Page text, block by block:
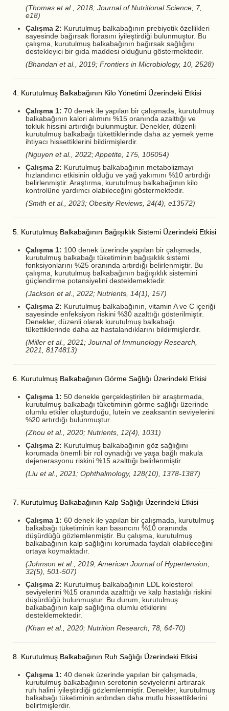
(Thomas et al., 2018; Journal of Nutritional Science, 7,
e18)
Çalışma 2: Kurutulmuş balkabağının prebiyotik özellikleri
sayesinde bağırsak florasını iyileştirdiği bulunmuştur. Bu
çalışma, kurutulmuş balkabağının bağırsak sağlığını
destekleyici bir gıda maddesi olduğunu göstermektedir.
(Bhandari et al., 2019; Frontiers in Microbiology, 10, 2528)
4. Kurutulmuş Balkabağının Kilo Yönetimi Üzerindeki Etkisi
Çalışma 1: 70 denek ile yapılan bir çalışmada, kurutulmuş
balkabağının kalori alımını %15 oranında azalttığı ve
tokluk hissini artırdığı bulunmuştur. Denekler, düzenli
kurutulmuş balkabağı tükettiklerinde daha az yemek yeme
ihtiyacı hissettiklerini bildirmişlerdir.
(Nguyen et al., 2022; Appetite, 175, 106054)
Çalışma 2: Kurutulmuş balkabağının metabolizmayı
hızlandırıcı etkisinin olduğu ve yağ yakımını %10 artırdığı
belirlenmiştir. Araştırma, kurutulmuş balkabağının kilo
kontrolüne yardımcı olabileceğini göstermektedir.
(Smith et al., 2023; Obesity Reviews, 24(4), e13572)
5. Kurutulmuş Balkabağının Bağışıklık Sistemi Üzerindeki Etkisi
Çalışma 1: 100 denek üzerinde yapılan bir çalışmada,
kurutulmuş balkabağı tüketiminin bağışıklık sistemi
fonksiyonlarını %25 oranında artırdığı belirlenmiştir. Bu
çalışma, kurutulmuş balkabağının bağışıklık sistemini
güçlendirme potansiyelini desteklemektedir.
(Jackson et al., 2022; Nutrients, 14(1), 157)
Çalışma 2: Kurutulmuş balkabağının, vitamin A ve C içeriği
sayesinde enfeksiyon riskini %30 azalttığı gösterilmiştir.
Denekler, düzenli olarak kurutulmuş balkabağı
tükettiklerinde daha az hastalandıklarını bildirmişlerdir.
(Miller et al., 2021; Journal of Immunology Research,
2021, 8174813)
6. Kurutulmuş Balkabağının Görme Sağlığı Üzerindeki Etkisi
Çalışma 1: 50 denekle gerçekleştirilen bir araştırmada,
kurutulmuş balkabağı tüketiminin görme sağlığı üzerinde
olumlu etkiler oluşturduğu, lutein ve zeaksantin seviyelerini
%20 artırdığı bulunmuştur.
(Zhou et al., 2020; Nutrients, 12(4), 1031)
Çalışma 2: Kurutulmuş balkabağının göz sağlığını
korumada önemli bir rol oynadığı ve yaşa bağlı makula
dejenerasyonu riskini %15 azalttığı belirlenmiştir.
(Liu et al., 2021; Ophthalmology, 128(10), 1378-1387)
7. Kurutulmuş Balkabağının Kalp Sağlığı Üzerindeki Etkisi
Çalışma 1: 60 denek ile yapılan bir çalışmada, kurutulmuş
balkabağı tüketiminin kan basıncını %10 oranında
düşürdüğü gözlemlenmiştir. Bu çalışma, kurutulmuş
balkabağının kalp sağlığını korumada faydalı olabileceğini
ortaya koymaktadır.
(Johnson et al., 2019; American Journal of Hypertension,
32(5), 501-507)
Çalışma 2: Kurutulmuş balkabağının LDL kolesterol
seviyelerini %15 oranında azalttığı ve kalp hastalığı riskini
düşürdüğü bulunmuştur. Bu durum, kurutulmuş
balkabağının kalp sağlığına olumlu etkilerini
desteklemektedir.
(Khan et al., 2020; Nutrition Research, 78, 64-70)
8. Kurutulmuş Balkabağının Ruh Sağlığı Üzerindeki Etkisi
Çalışma 1: 40 denek üzerinde yapılan bir çalışmada,
kurutulmuş balkabağının serotonin seviyelerini artırarak
ruh halini iyileştirdiği gözlemlenmiştir. Denekler, kurutulmuş
balkabağı tüketiminin ardından daha mutlu hissettiklerini
belirtmişlerdir.